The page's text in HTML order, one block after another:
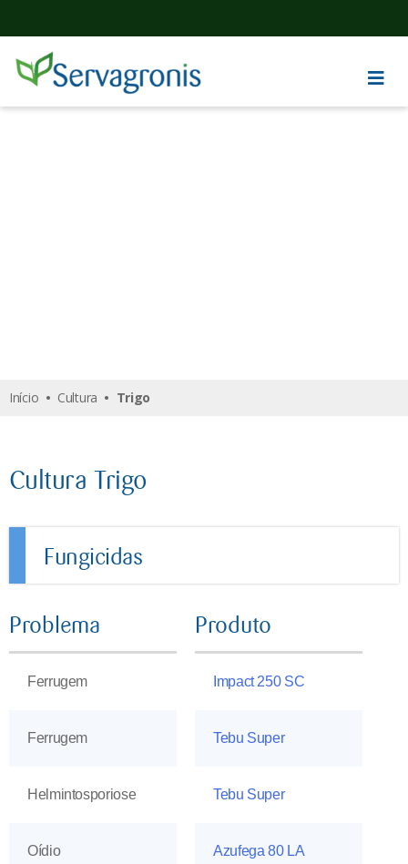
Início • Cultura • Trigo
Cultura Trigo
Fungicidas
Problema Produto
Ferrugem Impact 250 SC
Ferrugem Tebu Super
Helmintosporiose Tebu Super
Oídio Azufega 80 LA